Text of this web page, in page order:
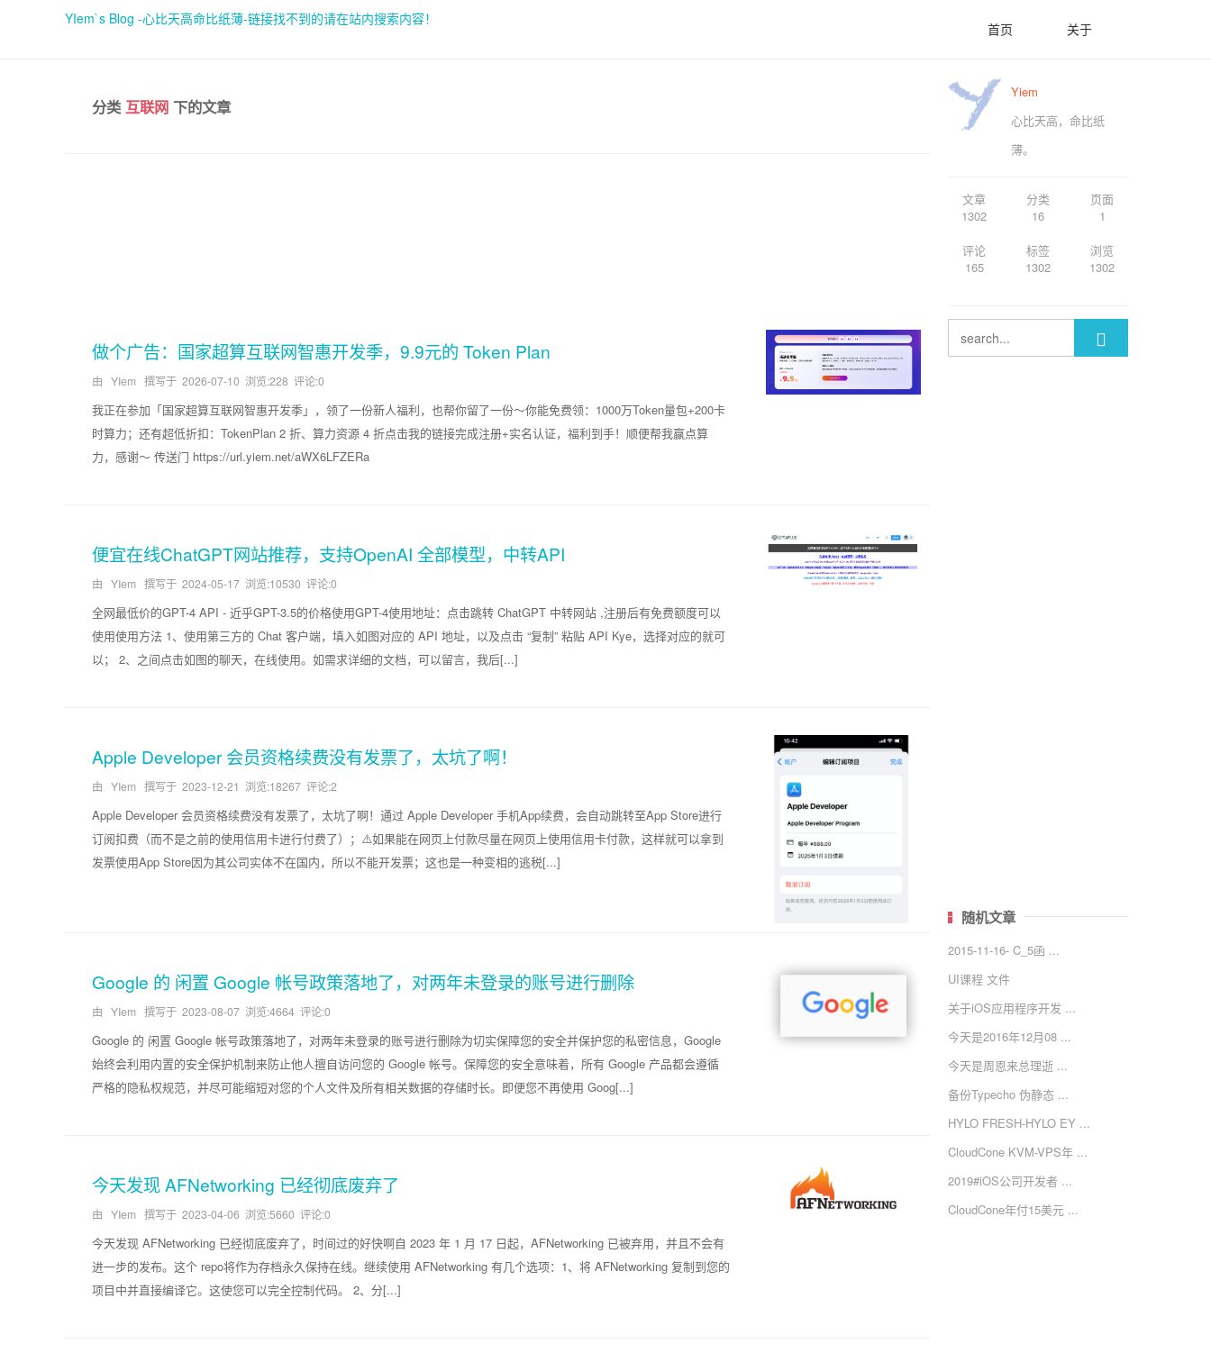
YIem`s Blog -心比天高命比纸薄-链接找不到的请在站内搜索内容！
首页 关于
分类 互联网 下的文章
做个广告：国家超算互联网智惠开发季，9.9元的 Token Plan
由 YIem 撰写于 2026-07-10 浏览:228 评论:0
我正在参加「国家超算互联网智惠开发季」，领了一份新人福利，也帮你留了一份～你能免费领：1000万Token量包+200卡
时算力；还有超低折扣：TokenPlan 2 折、算力资源 4 折点击我的链接完成注册+实名认证，福利到手！顺便帮我赢点算
力，感谢～ 传送门 https://url.yiem.net/aWX6LFZERa
便宜在线ChatGPT网站推荐，支持OpenAI 全部模型，中转API
由 YIem 撰写于 2024-05-17 浏览:10530 评论:0
全网最低价的GPT-4 API - 近乎GPT-3.5的价格使用GPT-4使用地址：点击跳转 ChatGPT 中转网站 ,注册后有免费额度可以
使用使用方法 1、使用第三方的 Chat 客户端，填入如图对应的 API 地址，以及点击 “复制” 粘贴 API Kye，选择对应的就可
以； 2、之间点击如图的聊天，在线使用。如需求详细的文档，可以留言，我后[...]
Apple Developer 会员资格续费没有发票了，太坑了啊！
由 YIem 撰写于 2023-12-21 浏览:18267 评论:2
Apple Developer 会员资格续费没有发票了，太坑了啊！通过 Apple Developer 手机App续费，会自动跳转至App Store进行
订阅扣费（而不是之前的使用信用卡进行付费了）；⚠️如果能在网页上付款尽量在网页上使用信用卡付款，这样就可以拿到
发票使用App Store因为其公司实体不在国内，所以不能开发票；这也是一种变相的逃税[...]
Google 的 闲置 Google 帐号政策落地了，对两年未登录的账号进行删除
由 YIem 撰写于 2023-08-07 浏览:4664 评论:0
Google 的 闲置 Google 帐号政策落地了，对两年未登录的账号进行删除为切实保障您的安全并保护您的私密信息，Google
始终会利用内置的安全保护机制来防止他人擅自访问您的 Google 帐号。保障您的安全意味着，所有 Google 产品都会遵循
严格的隐私权规范，并尽可能缩短对您的个人文件及所有相关数据的存储时长。即便您不再使用 Goog[...]
今天发现 AFNetworking 已经彻底废弃了
由 YIem 撰写于 2023-04-06 浏览:5660 评论:0
今天发现 AFNetworking 已经彻底废弃了，时间过的好快啊自 2023 年 1 月 17 日起，AFNetworking 已被弃用，并且不会有
进一步的发布。这个 repo将作为存档永久保持在线。继续使用 AFNetworking 有几个选项：1、将 AFNetworking 复制到您的
项目中并直接编译它。这使您可以完全控制代码。 2、分[...]
Yiem
心比天高，命比纸
薄。
文章
1302
评论
165
分类
16
标签
1302
页面
1
浏览
1302

随机文章
2015-11-16- C_5函 ...
UI课程 文件
关于iOS应用程序开发 ...
今天是2016年12月08 ...
今天是周恩来总理逝 ...
备份Typecho 伪静态 ...
HYLO FRESH-HYLO EY ...
CloudCone KVM-VPS年 ...
2019#iOS公司开发者 ...
CloudCone年付15美元 ...